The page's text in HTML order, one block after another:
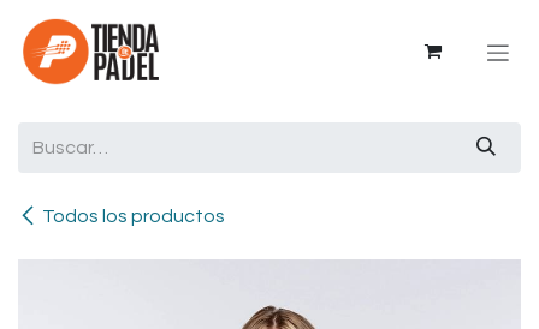
Ir al contenido
Todos los productos